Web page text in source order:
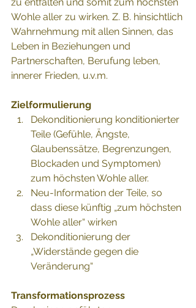
Wohle aller zu wirken. Z. B. hinsichtlich
Wahrnehmung mit allen Sinnen, das
Leben in Beziehungen und
Partnerschaften, Berufung leben,
innerer Frieden, u.v.m.
Zielformulierung
Dekonditionierung konditionierter
Teile (Gefühle, Ängste,
Glaubenssätze, Begrenzungen,
Blockaden und Symptomen)
zum höchsten Wohle aller.
Neu-Information der Teile, so
dass diese künftig „zum höchsten
Wohle aller“ wirken
Dekonditionierung der
„Widerstände gegen die
Veränderung“
Transformationsprozess